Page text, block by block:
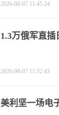
2026-08-07 11:45:24
1.3万俄军直
2026-08-07 11:32:43
美利坚一场电